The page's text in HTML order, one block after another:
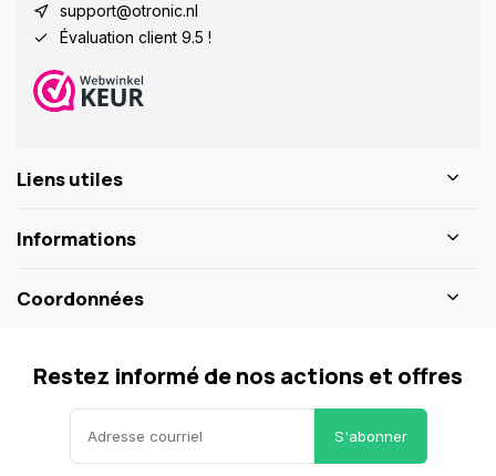
support@otronic.nl
Évaluation client 9.5 !
Liens utiles
Informations
Coordonnées
Restez informé de nos actions et offres
S'abonner